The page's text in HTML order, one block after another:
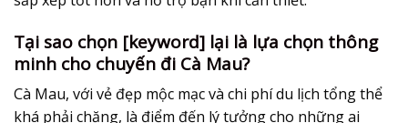
Tại sao chọn [keyword] lại là lựa chọn thông
minh cho chuyến đi Cà Mau?
Cà Mau, với vẻ đẹp mộc mạc và chi phí du lịch tổng thể
khá phải chăng, là điểm đến lý tưởng cho những ai